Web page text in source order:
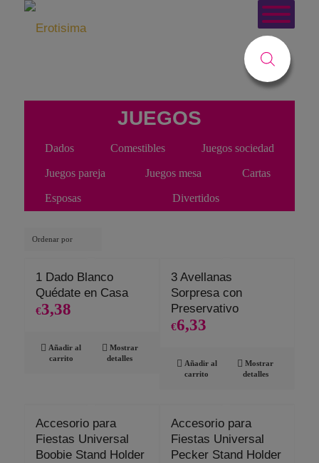
Usted está aquí:
JUEGOS
Dados Comestibles Juegos sociedad
Juegos pareja Juegos mesa Cartas
Esposas Divertidos
Ordenar por
1 Dado Blanco
Quédate en Casa
€3,38
Añadir al
carrito
Mostrar
detalles
3 Avellanas
Sorpresa con
Preservativo
€6,33
Añadir al
carrito
Mostrar
detalles
Accesorio para
Fiestas Universal
Boobie Stand Holder
Accesorio para
Fiestas Universal
Pecker Stand Holder